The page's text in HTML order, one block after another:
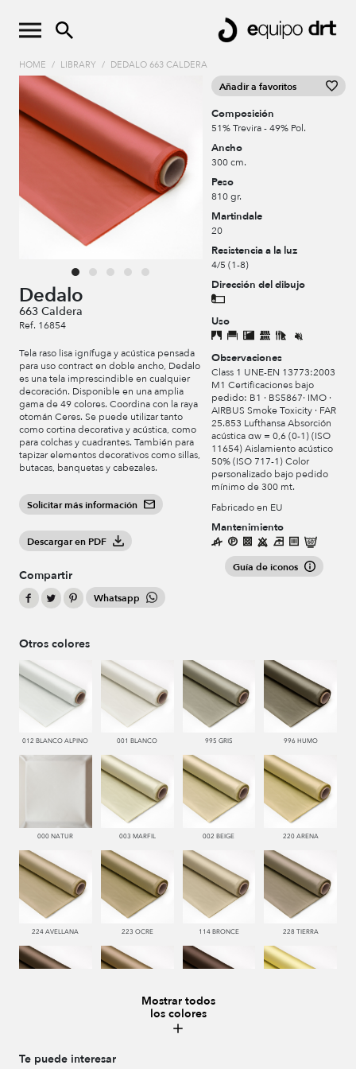
HOME / LIBRARY / DEDALO 663 CALDERA
Dedalo
663 Caldera
Ref. 16854
Tela raso lisa ignífuga y acústica pensada
para uso contract en doble ancho, Dedalo
es una tela imprescindible en cualquier
decoración. Disponible en una amplia
gama de 49 colores. Coordina con la raya
otomán Ceres. Se puede utilizar tanto
como cortina decorativa y acústica, como
para colchas y cuadrantes. También para
tapizar elementos decorativos como sillas,
butacas, banquetas y cabezales.
Solicitar más información
Descargar en PDF
Compartir
Whatsapp
Añadir a favoritos
Composición
51% Trevira - 49% Pol.
Ancho
300 cm.
Peso
810 gr.
Martindale
20
Resistencia a la luz
4/5 (1-8)
Dirección del dibujo
Uso
Observaciones
Class 1 UNE-EN 13773:2003
M1 Certificaciones bajo
pedido: B1 · BS5867· IMO ·
AIRBUS Smoke Toxicity · FAR
25.853 Lufthansa Absorción
acústica αw = 0,6 (0-1) (ISO
11654) Aislamiento acústico
50% (ISO 717-1) Color
personalizado bajo pedido
mínimo de 300 mt.
Fabricado en EU
Mantenimiento
Guía de iconos
Otros colores
012 BLANCO ALPINO 001 BLANCO 995 GRIS 996 HUMO
000 NATUR 003 MARFIL 002 BEIGE 220 ARENA
224 AVELLANA 223 OCRE 114 BRONCE 228 TIERRA
Mostrar todos
los colores
Te puede interesar